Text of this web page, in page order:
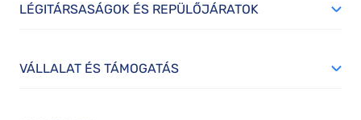
LÉGITÁRSASÁGOK ÉS REPÜLŐJÁRATOK
VÁLLALAT ÉS TÁMOGATÁS